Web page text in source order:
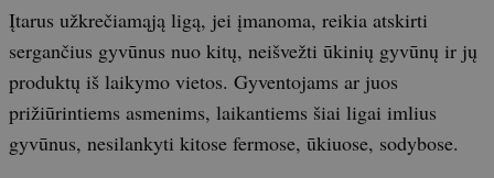
Įtarus užkrečiamąją ligą, jei įmanoma, reikia atskirti
sergančius gyvūnus nuo kitų, neišvežti ūkinių gyvūnų ir jų
produktų iš laikymo vietos. Gyventojams ar juos
prižiūrintiems asmenims, laikantiems šiai ligai imlius
gyvūnus, nesilankyti kitose fermose, ūkiuose, sodybose.